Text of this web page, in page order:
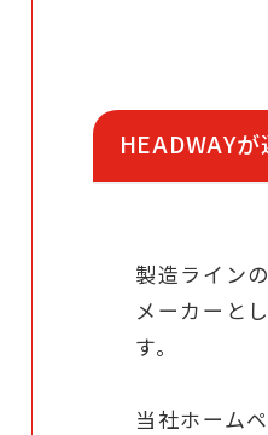
HEADWAY
製造ライン
メーカーと
す。
当社ホーム